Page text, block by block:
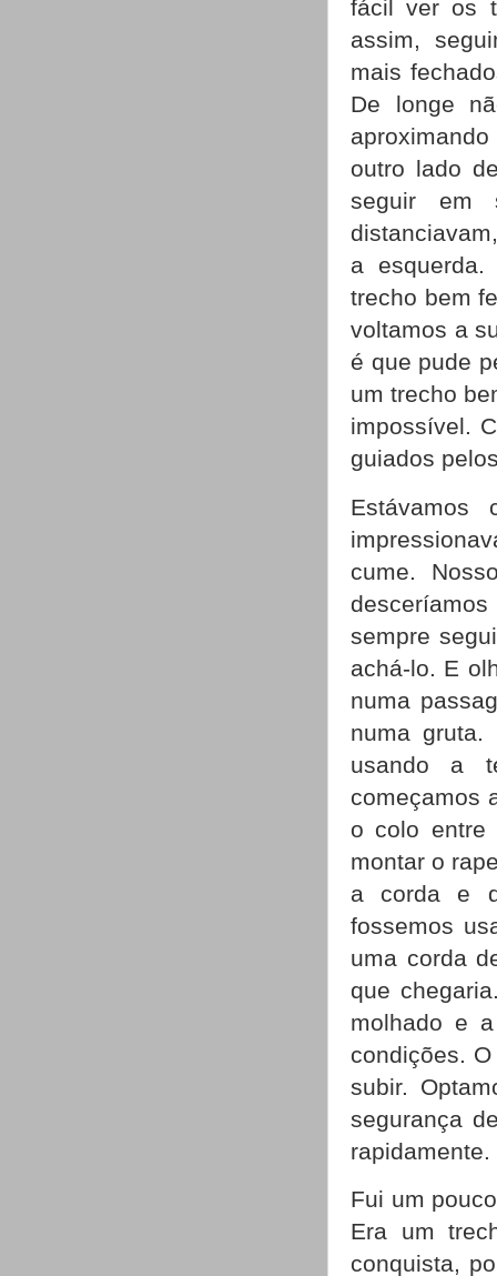
fácil ver os
assim,
mais
De longe
outro lado
seguir em
a
trecho bem
voltamos a
é que pude
um trecho
impossível.
guiados
cume.
sempre
achá-lo. E
numa
numa
usando a
começamos
o colo entre
montar o
a corda e
fossemos
uma corda
que
molhado e
condições.
subir.
segurança
Fui um
Era um
conquista,